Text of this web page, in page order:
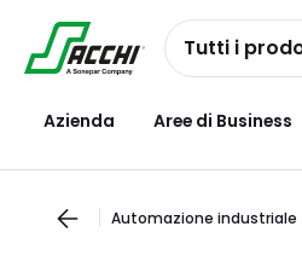
navigazione
Salta al
contenuto
Tutti i
Azienda Aree di Business
Automazione industriale